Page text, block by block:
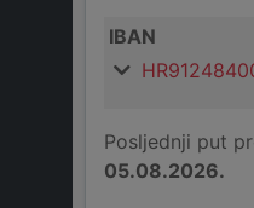
IBAN
Posljednji put
05.08.2026.